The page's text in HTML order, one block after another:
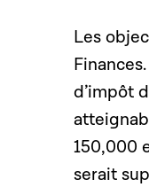
Les
d’impôt
150,000
serait